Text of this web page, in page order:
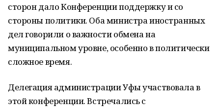
сторон дало Конференции поддержку и со
стороны политики. Оба министра иностранных
дел говорили о важности обмена на
муниципальном уровне, особенно в политически
сложное время.
Делегация администрации Уфы участвовала в
этой конференции. Встречались с